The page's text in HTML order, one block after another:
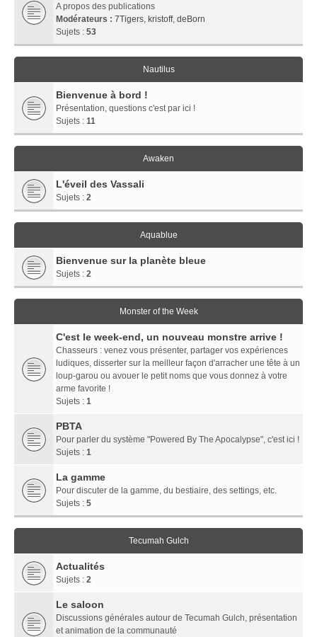
A propos des publications
Modérateurs : 7Tigers, kristoff, deBorn
Sujets : 53
Nautilus
Bienvenue à bord !
Présentation, questions c'est par ici !
Sujets : 11
Awaken
L'éveil des Vassali
Sujets : 2
Aquablue
Bienvenue sur la planète bleue
Sujets : 2
Monster of the Week
C'est le week-end, un nouveau monstre arrive !
Chasseurs : venez vous présenter, partager vos expériences
ludiques, disserter sur la meilleur façon d'arracher une tête à un
loup-garou ou avouer le petit noms que vous donnez à votre
arme favorite !
Sujets : 1
PBTA
Pour parler du système "Powered By The Apocalypse", c'est ici !
Sujets : 1
La gamme
Pour discuter de la gamme, du bestiaire, des settings, etc.
Sujets : 5
Tecumah Gulch
Actualités
Sujets : 2
Le saloon
Discussions générales autour de Tecumah Gulch, présentation
et animation de la communauté